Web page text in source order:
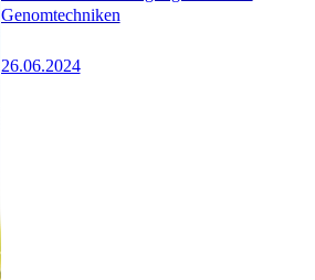
Genomtechniken
26.06.2024